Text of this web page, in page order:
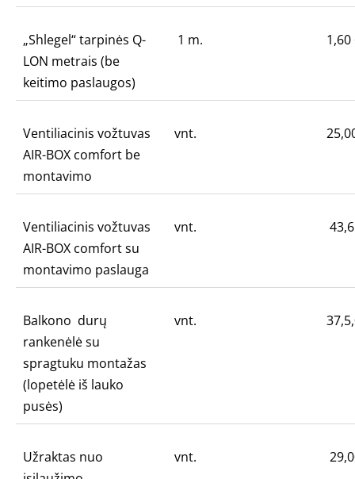
„Shlegel“ tarpinės Q-
LON metrais (be
keitimo paslaugos)
1 m. 1,60
Ventiliacinis vožtuvas
AIR-BOX comfort be
montavimo
vnt.
Ventiliacinis vožtuvas
AIR-BOX comfort su
montavimo paslauga
vnt.
Balkono durų
rankenėlė su
spragtuku montažas
(lopetėlė iš lauko
pusės)
vnt.
Užraktas nuo
vnt.